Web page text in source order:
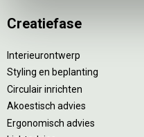
Creatiefase
Interieurontwerp
Styling en beplanting
Circulair inrichten
Akoestisch advies
Ergonomisch advies